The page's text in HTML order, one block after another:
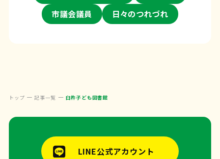
市議会議員
日々のつれづれ
トップ 記事一覧 臼杵子ども図書館
LINE公式アカウント